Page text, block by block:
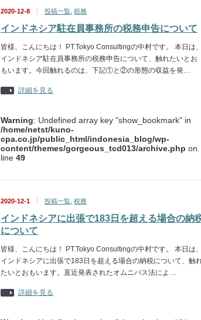
2020-12-8 投稿一覧 税務
インドネシア駐在員事務所の税務申告について
皆様、こんにちは！ PT.Tokyo Consultingの中村です。 本日は
インドネシア駐在員事務所の税務申告について、触れたいとお
もいます。今回触れるのは、下記①と②の形態の収益を発…
詳細を見る
Warning: Undefined array key "show_bookmark" in
/home/netst/kuno-
cpa.co.jp/public_html/indonesia_blog/wp-
content/themes/gorgeous_tcd013/archive.php on
line 49
2020-12-1 投稿一覧 税務
インドネシアに出張で183日を超える場合の納
について
皆様、こんにちは！ PT.Tokyo Consultingの中村です。 本日は
インドネシアに出張で183日を超える場合の納税について、触
たいとおもいます。直近発表されたオムニバス法によ…
詳細を見る